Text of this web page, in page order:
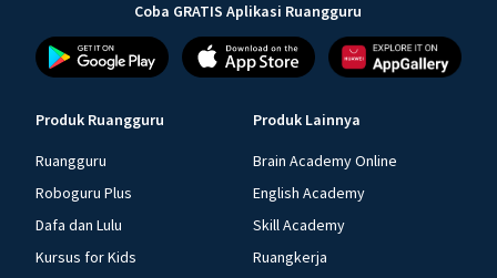
Coba GRATIS Aplikasi Ruangguru
Produk Ruangguru
Ruangguru
Roboguru Plus
Dafa dan Lulu
Kursus for Kids
Produk Lainnya
Brain Academy Online
English Academy
Skill Academy
Ruangkerja